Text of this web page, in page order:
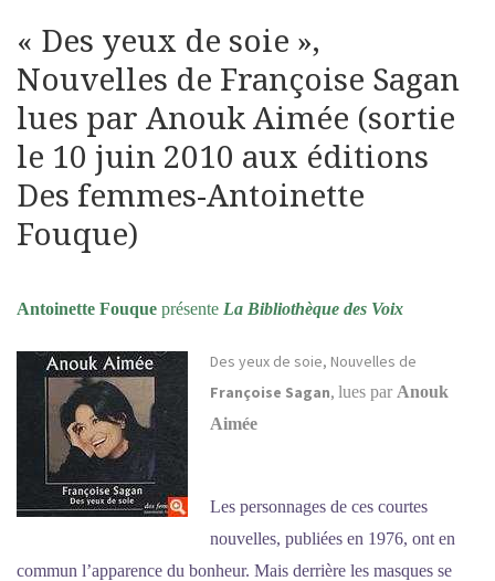
« Des yeux de soie »,
Nouvelles de Françoise Sagan
lues par Anouk Aimée (sortie
le 10 juin 2010 aux éditions
Des femmes-Antoinette
Fouque)
Antoinette Fouque présente La Bibliothèque des Voix
Des yeux de soie, Nouvelles de
Françoise Sagan, lues par Anouk
Aimée
Les personnages de ces courtes
nouvelles, publiées en 1976, ont en
commun l’apparence du bonheur. Mais derrière les masques se